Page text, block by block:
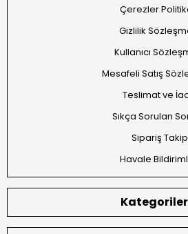
Çerezler
Gizlilik
Kullanıcı
Mesafeli Satış
Teslimat ve
Sıkça Sorulan
Sipariş Takip
Havale
Kategoriler